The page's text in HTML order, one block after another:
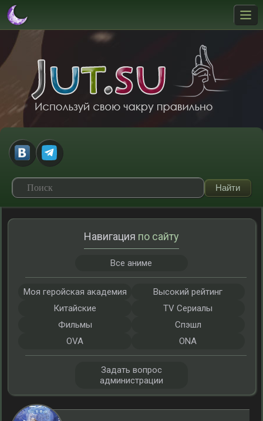
Навигация по сайту
Все аниме
Моя геройская академия
Высокий рейтинг
Китайские
TV Сериалы
Фильмы
Спэшл
OVA
ONA
Задать вопрос
администрации